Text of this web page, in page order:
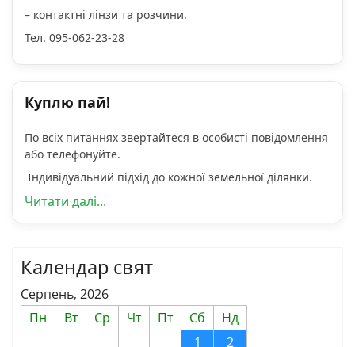
– контактні лінзи та розчини.
Тел. 095-062-23-28
Куплю пай!
По всіх питаннях звертайтеся в особисті повідомлення
або телефонуйте.
Індивідуальний підхід до кожної земельної ділянки.
Читати далі...
Календар свят
Серпень, 2026
Пн
Вт Ср Чт Пт Сб
Нд
1
2